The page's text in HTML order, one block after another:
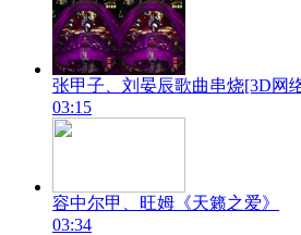
张甲子、刘晏辰歌曲串烧[3D网
03:15
容中尔甲、旺姆《天籁之爱》
03:34